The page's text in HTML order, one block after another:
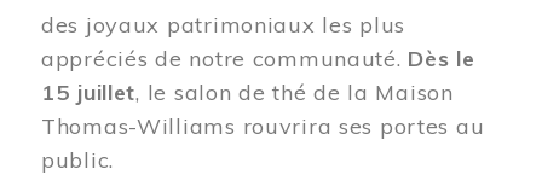
des joyaux patrimoniaux les plus
appréciés de notre communauté. Dès le
15 juillet, le salon de thé de la Maison
Thomas-Williams rouvrira ses portes au
public.